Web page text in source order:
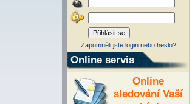
Zapomněli jste login nebo heslo?
Online servis
Online
sledování Vaší